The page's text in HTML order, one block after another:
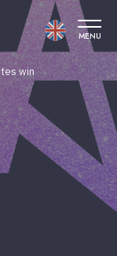
MENU
win